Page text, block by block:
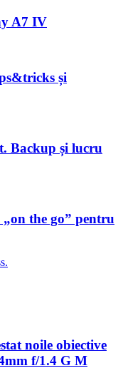
A7 IV
și
Backup și lucru
the go” pentru
noile obiective
f/1.4 G M